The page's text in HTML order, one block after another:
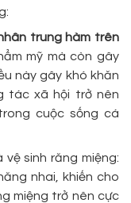
trung hàm trên
mỹ mà còn gây
này gây khó khăn
tác xã hội trở nên
cuộc sống cá
sinh răng miệng:
nhai, khiến cho
miệng trở nên cực